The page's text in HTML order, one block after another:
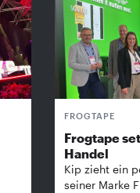
FROGTAPE
Frogtape
Handel
Kip zieht ein
seiner Marke